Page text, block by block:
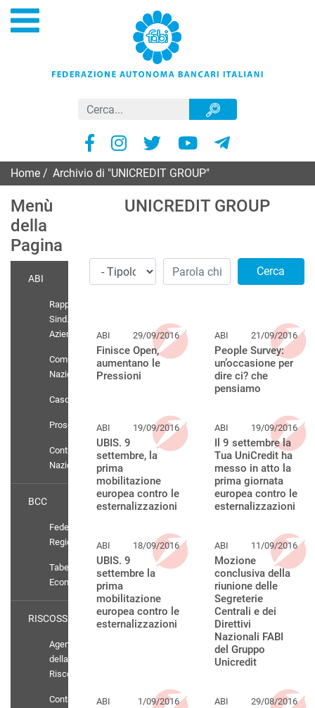
Home Archivio di "UNICREDIT GROUP"
Menù
della
Pagina
ABI
Rappr.
Sind.
Aziendali
Comunicati
Nazionali
Casdic
Prosolidar
Contratto
Nazionale
BCC
Federazioni
Regionali
Tabelle
Economiche
RISCOSSIONE
Agenti
della
Riscossione
Contratto
UNICREDIT GROUP
Cerca
ABI 29/09/2016
Finisce Open,
aumentano le
Pressioni
ABI 21/09/2016
People Survey:
un’occasione per
dire ci? che
pensiamo
ABI 19/09/2016
UBIS. 9
settembre, la
prima
mobilitazione
europea contro le
esternalizzazioni
ABI 19/09/2016
Il 9 settembre la
Tua UniCredit ha
messo in atto la
prima giornata
europea contro le
esternalizzazioni
ABI 18/09/2016
UBIS. 9
settembre la
prima
mobilitazione
europea contro le
esternalizzazioni
ABI 11/09/2016
Mozione
conclusiva della
riunione delle
Segreterie
Centrali e dei
Direttivi
Nazionali FABI
del Gruppo
Unicredit
ABI 1/09/2016 ABI 29/08/2016